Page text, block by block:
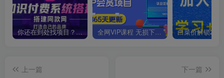
你还在到处找项目？还在当韭菜？我靠卖项目一个月收入5万+，曾经我也是个失败者。 全网VIP课程 无损下载~
上一篇
下一篇